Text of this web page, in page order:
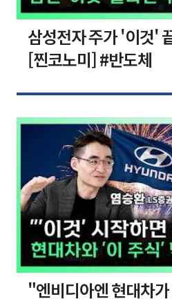
삼성전자 주가 '이것'
[찐코노미] #반도체
"엔비디아엔 현대차